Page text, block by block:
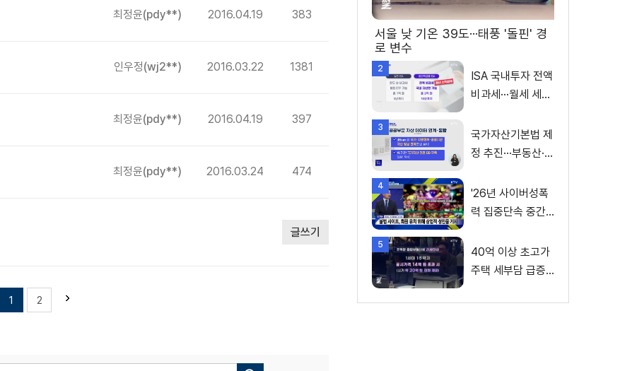
최정윤(pdy**) 2016.04.19 383
인우정(wj2**) 2016.03.22 1381
최정윤(pdy**) 2016.04.19 397
최정윤(pdy**) 2016.03.24 474
글쓰기
1 2
서울 낮 기온 39도···태풍 '돌핀' 경
로 변수
2
ISA 국내투자 전액
비과세···월세 세액
3
국가자산기본법 제
정 추진···부동산·주
4
'26년 사이버성폭
력 집중단속 중간
진계획은?
5
40억 이상 초고가
주택 세부담 급증···
화